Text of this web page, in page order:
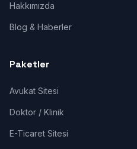
Hakkımızda
Blog & Haberler
Paketler
Avukat Sitesi
Doktor / Klinik
E-Ticaret Sitesi